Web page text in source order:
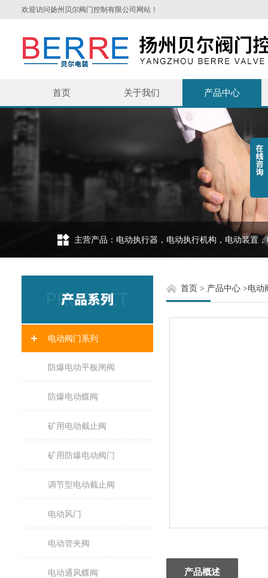
欢迎访问扬州贝尔阀门控制有限公司网站！
首页 关于我们 产品中心
主营产品：电动执行器，电动执行机构，电动装置
电动阀门系列
防爆电动平板闸阀
防爆电动蝶阀
矿用电动截止阀
矿用防爆电动阀门
调节型电动截止阀
电动风门
电动管夹阀
电动通风蝶阀
首页 > 产品中心>电动
产品概述